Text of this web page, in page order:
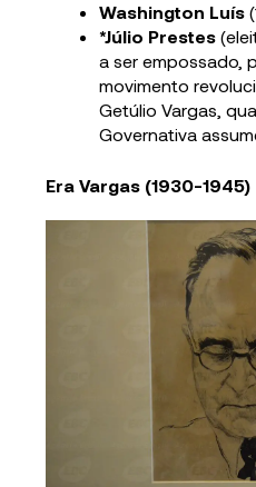
Washington Luís
*Júlio Prestes
a ser empossado,
movimento
Getúlio Vargas,
Governativa
Era Vargas (1930-1945)